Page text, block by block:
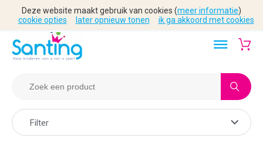
Filter
Deze website maakt gebruik van cookies (meer informatie)
cookie opties
later opnieuw tonen ik ga akkoord met cookies